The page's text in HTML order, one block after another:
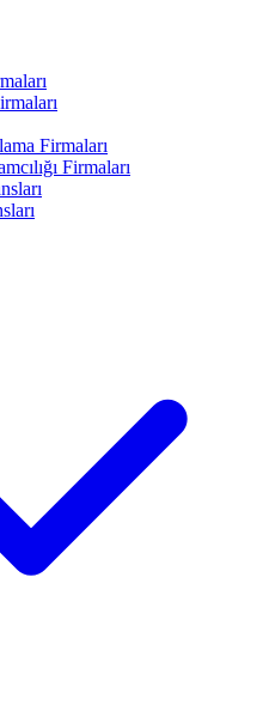
Firmaları
Firmaları